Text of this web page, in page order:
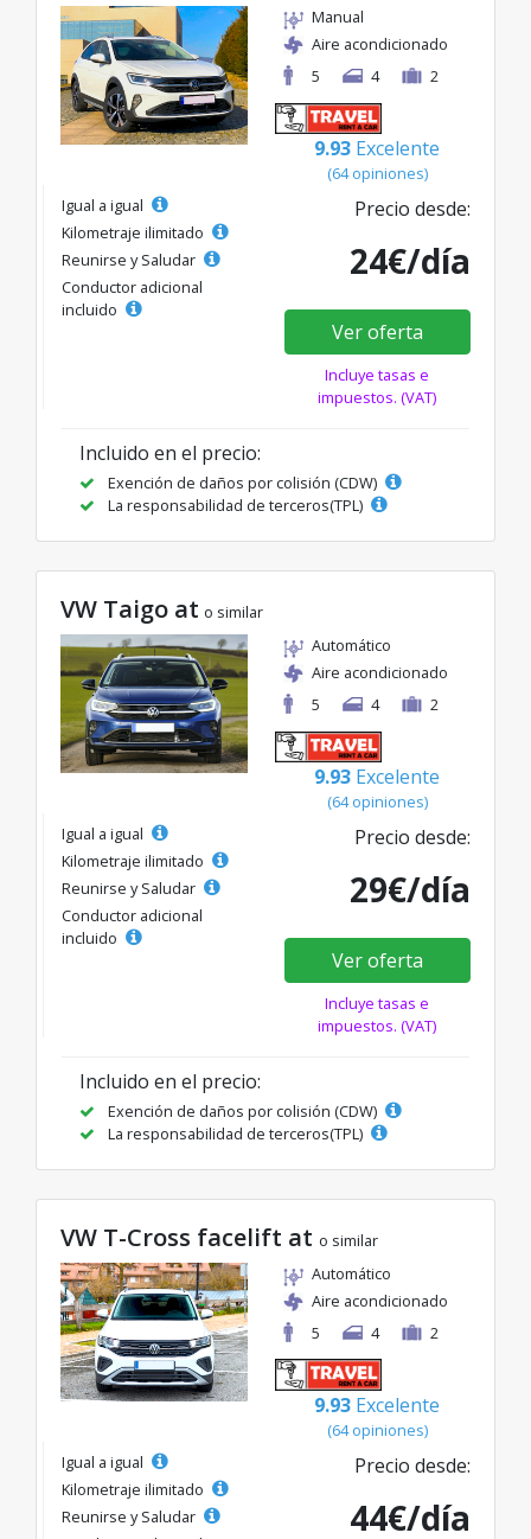
Manual
Aire acondicionado
5
4 2
9.93 Excelente
(64 opiniones)
Igual a igual
Kilometraje ilimitado
Reunirse y Saludar
Conductor adicional
incluido
Precio desde:
24€/día
Ver oferta
Incluye tasas e
impuestos. (VAT)
Incluido en el precio:
Exención de daños por colisión (CDW)
La responsabilidad de terceros(TPL)
VW Taigo at o similar
Automático
Aire acondicionado
5
4 2
9.93 Excelente
(64 opiniones)
Igual a igual
Kilometraje ilimitado
Reunirse y Saludar
Conductor adicional
incluido
Precio desde:
29€/día
Ver oferta
Incluye tasas e
impuestos. (VAT)
Incluido en el precio:
Exención de daños por colisión (CDW)
La responsabilidad de terceros(TPL)
VW T-Cross facelift at o similar
Automático
Aire acondicionado
5
4 2
9.93 Excelente
(64 opiniones)
Igual a igual
Kilometraje ilimitado
Reunirse y Saludar
Precio desde:
44€/día